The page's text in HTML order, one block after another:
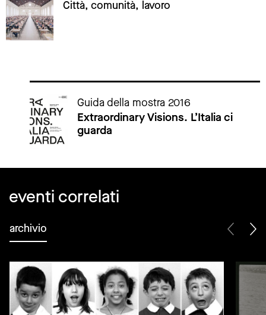
Città, comunità, lavoro
Cataloghi della mostra
Guida della mostra 2016
Extraordinary Visions. L’Italia ci
guarda
eventi correlati
archivio